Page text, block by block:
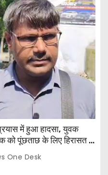
में हुआ हादसा, युवक
पूंछताछ के लिए हिरासत में
One Desk